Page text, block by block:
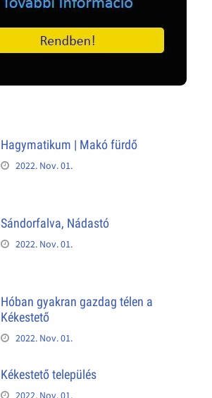
2022. Dec. 04.
Hagymatikum | Makó fürdő
2022. Nov. 01.
Sándorfalva, Nádastó
2022. Nov. 01.
Hóban gyakran gazdag télen a
Kékestető
2022. Nov. 01.
Kékestető település
2022. Nov. 01.